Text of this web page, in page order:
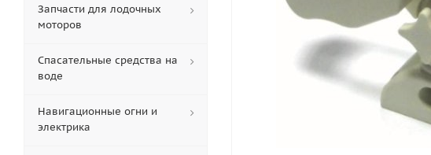
Запчасти для лодочных
моторов
Спасательные средства на
воде
Навигационные огни и
электрика